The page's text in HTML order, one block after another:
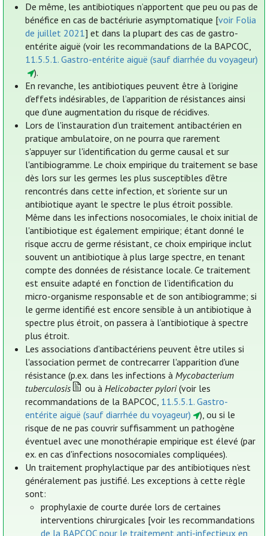
De même, les antibiotiques n’apportent que peu ou pas de
bénéfice en cas de bactériurie asymptomatique [voir Folia
de juillet 2021] et dans la plupart des cas de gastro-
entérite aiguë (voir les recommandations de la BAPCOC,
11.5.5.1. Gastro-entérite aiguë (sauf diarrhée du voyageur)
).
En revanche, les antibiotiques peuvent être à l’origine
d’effets indésirables, de l’apparition de résistances ainsi
que d’une augmentation du risque de récidives.
Lors de l'instauration d’un traitement antibactérien en
pratique ambulatoire, on ne pourra que rarement
s'appuyer sur l'identification du germe causal et sur
l'antibiogramme. Le choix empirique du traitement se base
dès lors sur les germes les plus susceptibles d’être
rencontrés dans cette infection, et s'oriente sur un
antibiotique ayant le spectre le plus étroit possible.
Même dans les infections nosocomiales, le choix initial de
l'antibiotique est également empirique; étant donné le
risque accru de germe résistant, ce choix empirique inclut
souvent un antibiotique à plus large spectre, en tenant
compte des données de résistance locale. Ce traitement
est ensuite adapté en fonction de l’identification du
micro-organisme responsable et de son antibiogramme; si
le germe identifié est encore sensible à un antibiotique à
spectre plus étroit, on passera à l’antibiotique à spectre
plus étroit.
Les associations d’antibactériens peuvent être utiles si
l'association permet de contrecarrer l'apparition d'une
résistance (p.ex. dans les infections àMycobacterium
tuberculosis
ou à Helicobacter pylori(voir les
recommandations de la BAPCOC, 11.5.5.1. Gastro-
entérite aiguë (sauf diarrhée du voyageur)
), ou si le
risque de ne pas couvrir suffisamment un pathogène
éventuel avec une monothérapie empirique est élevé (par
ex. en cas d'infections nosocomiales compliquées).
Un traitement prophylactique par des antibiotiques n’est
généralement pas justifié. Les exceptions à cette règle
sont:
prophylaxie de courte durée lors de certaines
interventions chirurgicales [voir les recommandations
de la BAPCOC pour le traitement anti-infectieux en